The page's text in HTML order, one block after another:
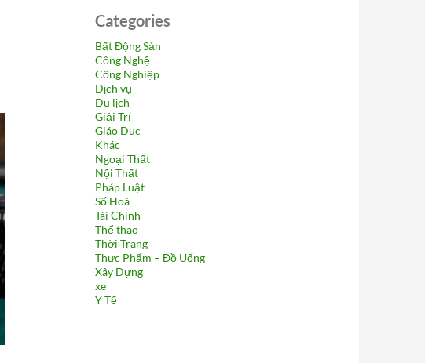
Categories
Bất Động Sản
Công Nghệ
Công Nghiệp
Dịch vụ
Du lịch
Giải Trí
Giáo Dục
Khác
Ngoại Thất
Nội Thất
Pháp Luật
Số Hoá
Tài Chính
Thể thao
Thời Trang
Thực Phẩm – Đồ Uống
Xây Dựng
xe
Y Tế